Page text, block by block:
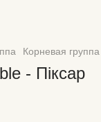
Корневая
- Піксар